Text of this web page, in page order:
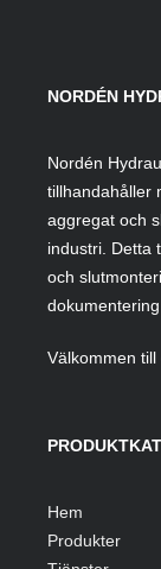
NORDÉN
Nordén
tillhandahåller
aggregat och
industri. Detta
och
dokumentering
Välkommen till
Hem
Produkter